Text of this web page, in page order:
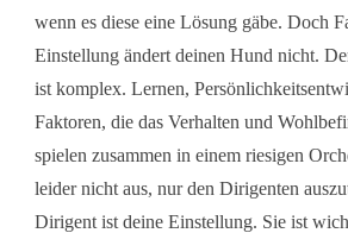
wenn es diese eine Lösung gäbe. Doch
Einstellung ändert deinen Hund nicht.
ist komplex. Lernen,
Faktoren, die das Verhalten und
spielen zusammen in einem riesigen
leider nicht aus, nur den Dirigenten
Dirigent ist deine Einstellung. Sie ist